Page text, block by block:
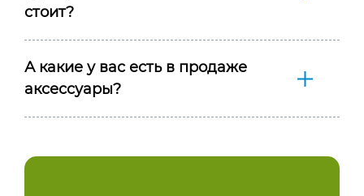
стоит?
А какие у вас есть в продаже
аксессуары?